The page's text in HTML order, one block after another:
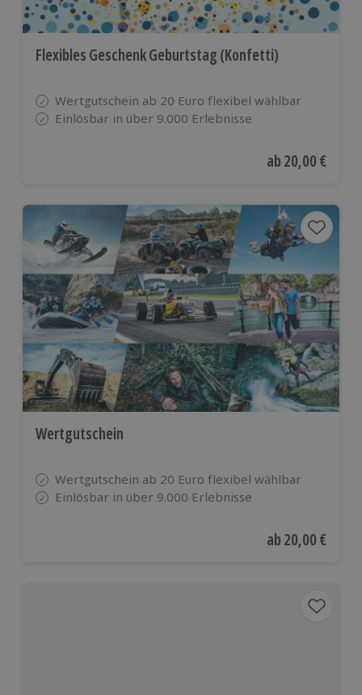
Flexibles Geschenk Geburtstag (Konfetti)
Wertgutschein ab 20 Euro flexibel wählbar
Einlösbar in über 9.000 Erlebnisse
Aktueller Preis
ab20,00 €
Wertgutschein
Wertgutschein ab 20 Euro flexibel wählbar
Einlösbar in über 9.000 Erlebnisse
Aktueller Preis
ab20,00 €